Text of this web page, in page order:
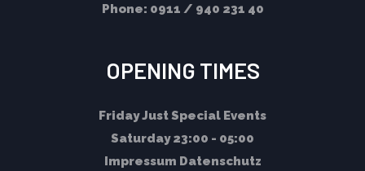
Phone: 0911 / 940 231 40
OPENING TIMES
FridayJust Special Events
Saturday23:00 - 05:00
Impressum Datenschutz